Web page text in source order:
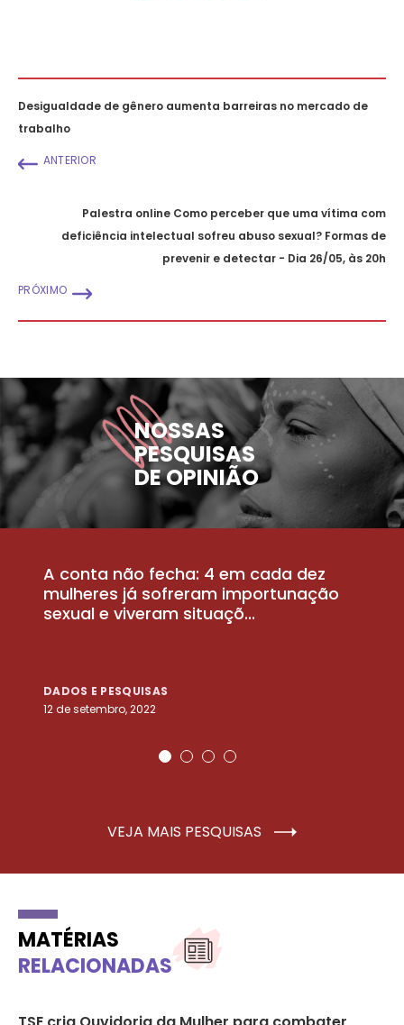
Desigualdade de gênero aumenta barreiras no mercado de
trabalho
ANTERIOR
Palestra online Como perceber que uma vítima com
deficiência intelectual sofreu abuso sexual? Formas de
prevenir e detectar - Dia 26/05, às 20h
PRÓXIMO
NOSSAS
PESQUISAS
DE OPINIÃO
A conta não fecha: 4 em cada dez
mulheres já sofreram importunação
sexual e viveram situaçõ...
DADOS E PESQUISAS
12 de setembro, 2022
VEJA MAIS PESQUISAS
MATÉRIAS
RELACIONADAS